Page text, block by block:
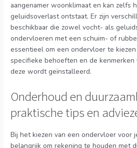
aangenamer woonklimaat en kan zelfs
geluidsoverlast ontstaat. Er zijn
beschikbaar die zowel vocht- als
ondervloeren met een schuim- of
essentieel om een ondervloer te
specifieke behoeften en de kenmerken
deze wordt geïnstalleerd.
Onderhoud en
praktische tips en
Bij het kiezen van een ondervloer voor
belangrijk om rekening te houden met